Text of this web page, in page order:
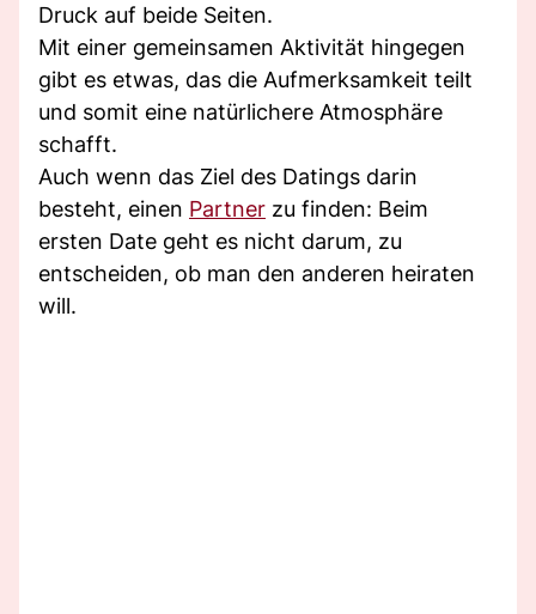
Druck auf beide Seiten.
Mit einer gemeinsamen Aktivität hingegen
gibt es etwas, das die Aufmerksamkeit teilt
und somit eine natürlichere Atmosphäre
schafft.
Auch wenn das Ziel des Datings darin
besteht, einen Partner zu finden: Beim
ersten Date geht es nicht darum, zu
entscheiden, ob man den anderen heiraten
will.